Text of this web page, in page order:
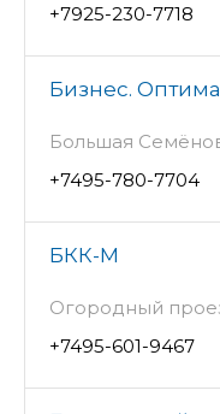
+7925-230-7718
Бизнес.
Большая
+7495-780-7704
БКК-М
Огородный
+7495-601-9467